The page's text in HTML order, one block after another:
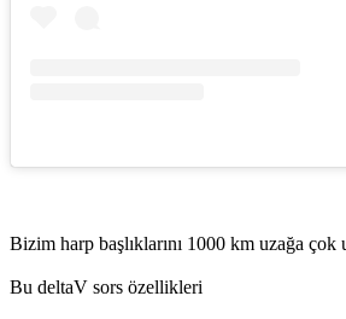
Bizim harp başlıklarını 1000 km uzağa
Bu deltaV sors özellikleri